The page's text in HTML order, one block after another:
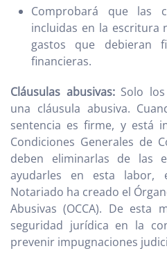
Comprobará que las
incluidas en la escritura
gastos que debieran
financieras.
Cláusulas abusivas: Solo
una cláusula abusiva.
sentencia es firme, y está
Condiciones Generales de
deben eliminarlas de las
ayudarles en esta labor,
Notariado ha creado el
Abusivas (OCCA). De esta
seguridad jurídica en la
prevenir impugnaciones